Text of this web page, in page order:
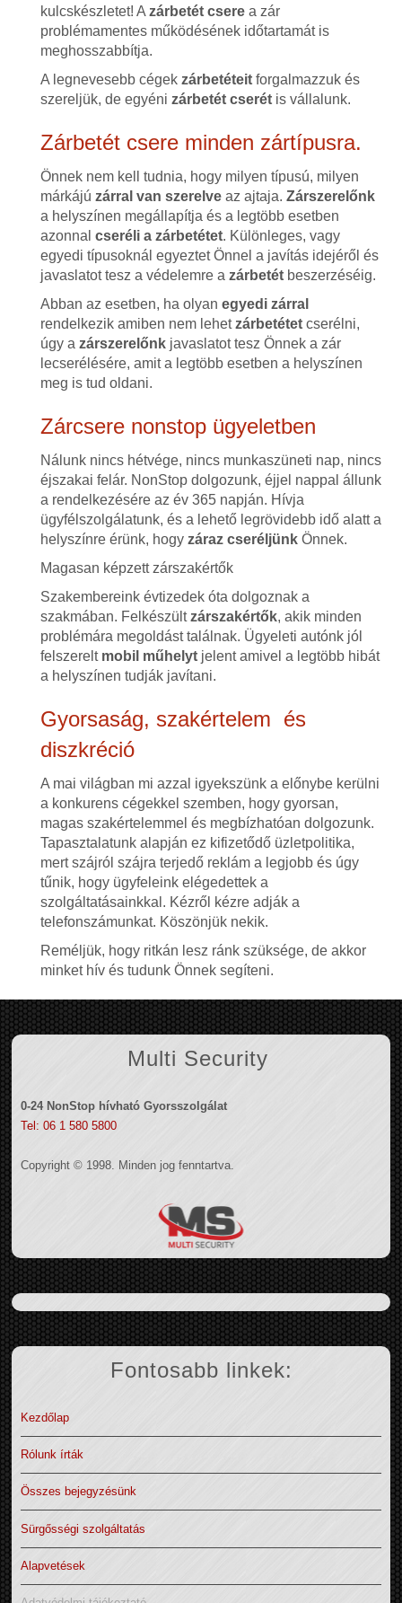
kulcskészletet! A zárbetét cserea zár
problémamentes működésének időtartamát is
meghosszabbítja.
A legnevesebb cégek zárbetéteitforgalmazzuk és
szereljük, de egyéni zárbetét cserétis vállalunk.
Zárbetét csere minden zártípusra.
Önnek nem kell tudnia, hogy milyen típusú, milyen
márkájú zárral van szerelveaz ajtaja. Zárszerelőnk
a helyszínen megállapítja és a legtöbb esetben
azonnal cseréli a zárbetétet. Különleges, vagy
egyedi típusoknál egyeztet Önnel a javítás idejéről és
javaslatot tesz a védelemre a zárbetétbeszerzéséig.
Abban az esetben, ha olyan egyedi zárral
rendelkezik amiben nem lehetzárbetétetcserélni,
úgy a zárszerelőnkjavaslatot tesz Önnek a zár
lecserélésére, amit a legtöbb esetben a helyszínen
meg is tud oldani.
Zárcsere nonstop ügyeletben
Nálunk nincs hétvége, nincs munkaszüneti nap, nincs
éjszakai felár. NonStop dolgozunk, éjjel nappal állunk
a rendelkezésére az év 365 napján. Hívja
ügyfélszolgálatunk, és a lehető legrövidebb idő alatt a
helyszínre érünk, hogy záraz cseréljünkÖnnek.
Magasan képzett zárszakértők
Szakembereink évtizedek óta dolgoznak a
szakmában. Felkészültzárszakértők, akik minden
problémára megoldást találnak. Ügyeleti autónk jól
felszerelt mobil műhelytjelent amivel a legtöbb hibát
a helyszínen tudják javítani.
Gyorsaság, szakértelem és
diszkréció
A mai világban mi azzal igyekszünk a előnybe kerülni
a konkurens cégekkel szemben, hogy gyorsan,
magas szakértelemmel és megbízhatóan dolgozunk.
Tapasztalatunk alapján ez kifizetődő üzletpolitika,
mert szájról szájra terjedő reklám a legjobb és úgy
tűnik, hogy ügyfeleink elégedettek a
szolgáltatásainkkal. Kézről kézre adják a
telefonszámunkat. Köszönjük nekik.
Reméljük, hogy ritkán lesz ránk szüksége, de akkor
minket hív és tudunk Önnek segíteni.
Multi Security
0-24 NonStop hívható Gyorsszolgálat
Tel: 06 1 580 5800
Copyright © 1998. Minden jog fenntartva.
Fontosabb linkek:
Kezdőlap
Rólunk írták
Összes bejegyzésünk
Sürgősségi szolgáltatás
Alapvetések